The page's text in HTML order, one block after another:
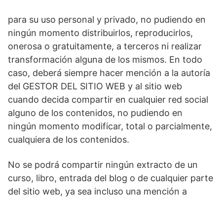
para su uso personal y privado, no pudiendo en
ningún momento distribuirlos, reproducirlos,
onerosa o gratuitamente, a terceros ni realizar
transformación alguna de los mismos. En todo
caso, deberá siempre hacer mención a la autoría
del GESTOR DEL SITIO WEB y al sitio web
cuando decida compartir en cualquier red social
alguno de los contenidos, no pudiendo en
ningún momento modificar, total o parcialmente,
cualquiera de los contenidos.
No se podrá compartir ningún extracto de un
curso, libro, entrada del blog o de cualquier parte
del sitio web, ya sea incluso una mención a